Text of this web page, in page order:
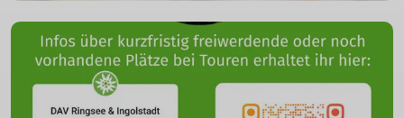
mehr erfahren